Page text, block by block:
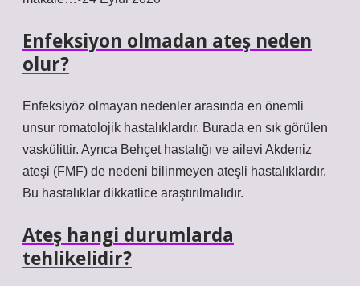
Enfeksiyon olmadan ateş neden
olur?
Enfeksiyöz olmayan nedenler arasında en önemli
unsur romatolojik hastalıklardır. Burada en sık görülen
vaskülittir. Ayrıca Behçet hastalığı ve ailevi Akdeniz
ateşi (FMF) de nedeni bilinmeyen ateşli hastalıklardır.
Bu hastalıklar dikkatlice araştırılmalıdır.
Ateş hangi durumlarda
tehlikelidir?